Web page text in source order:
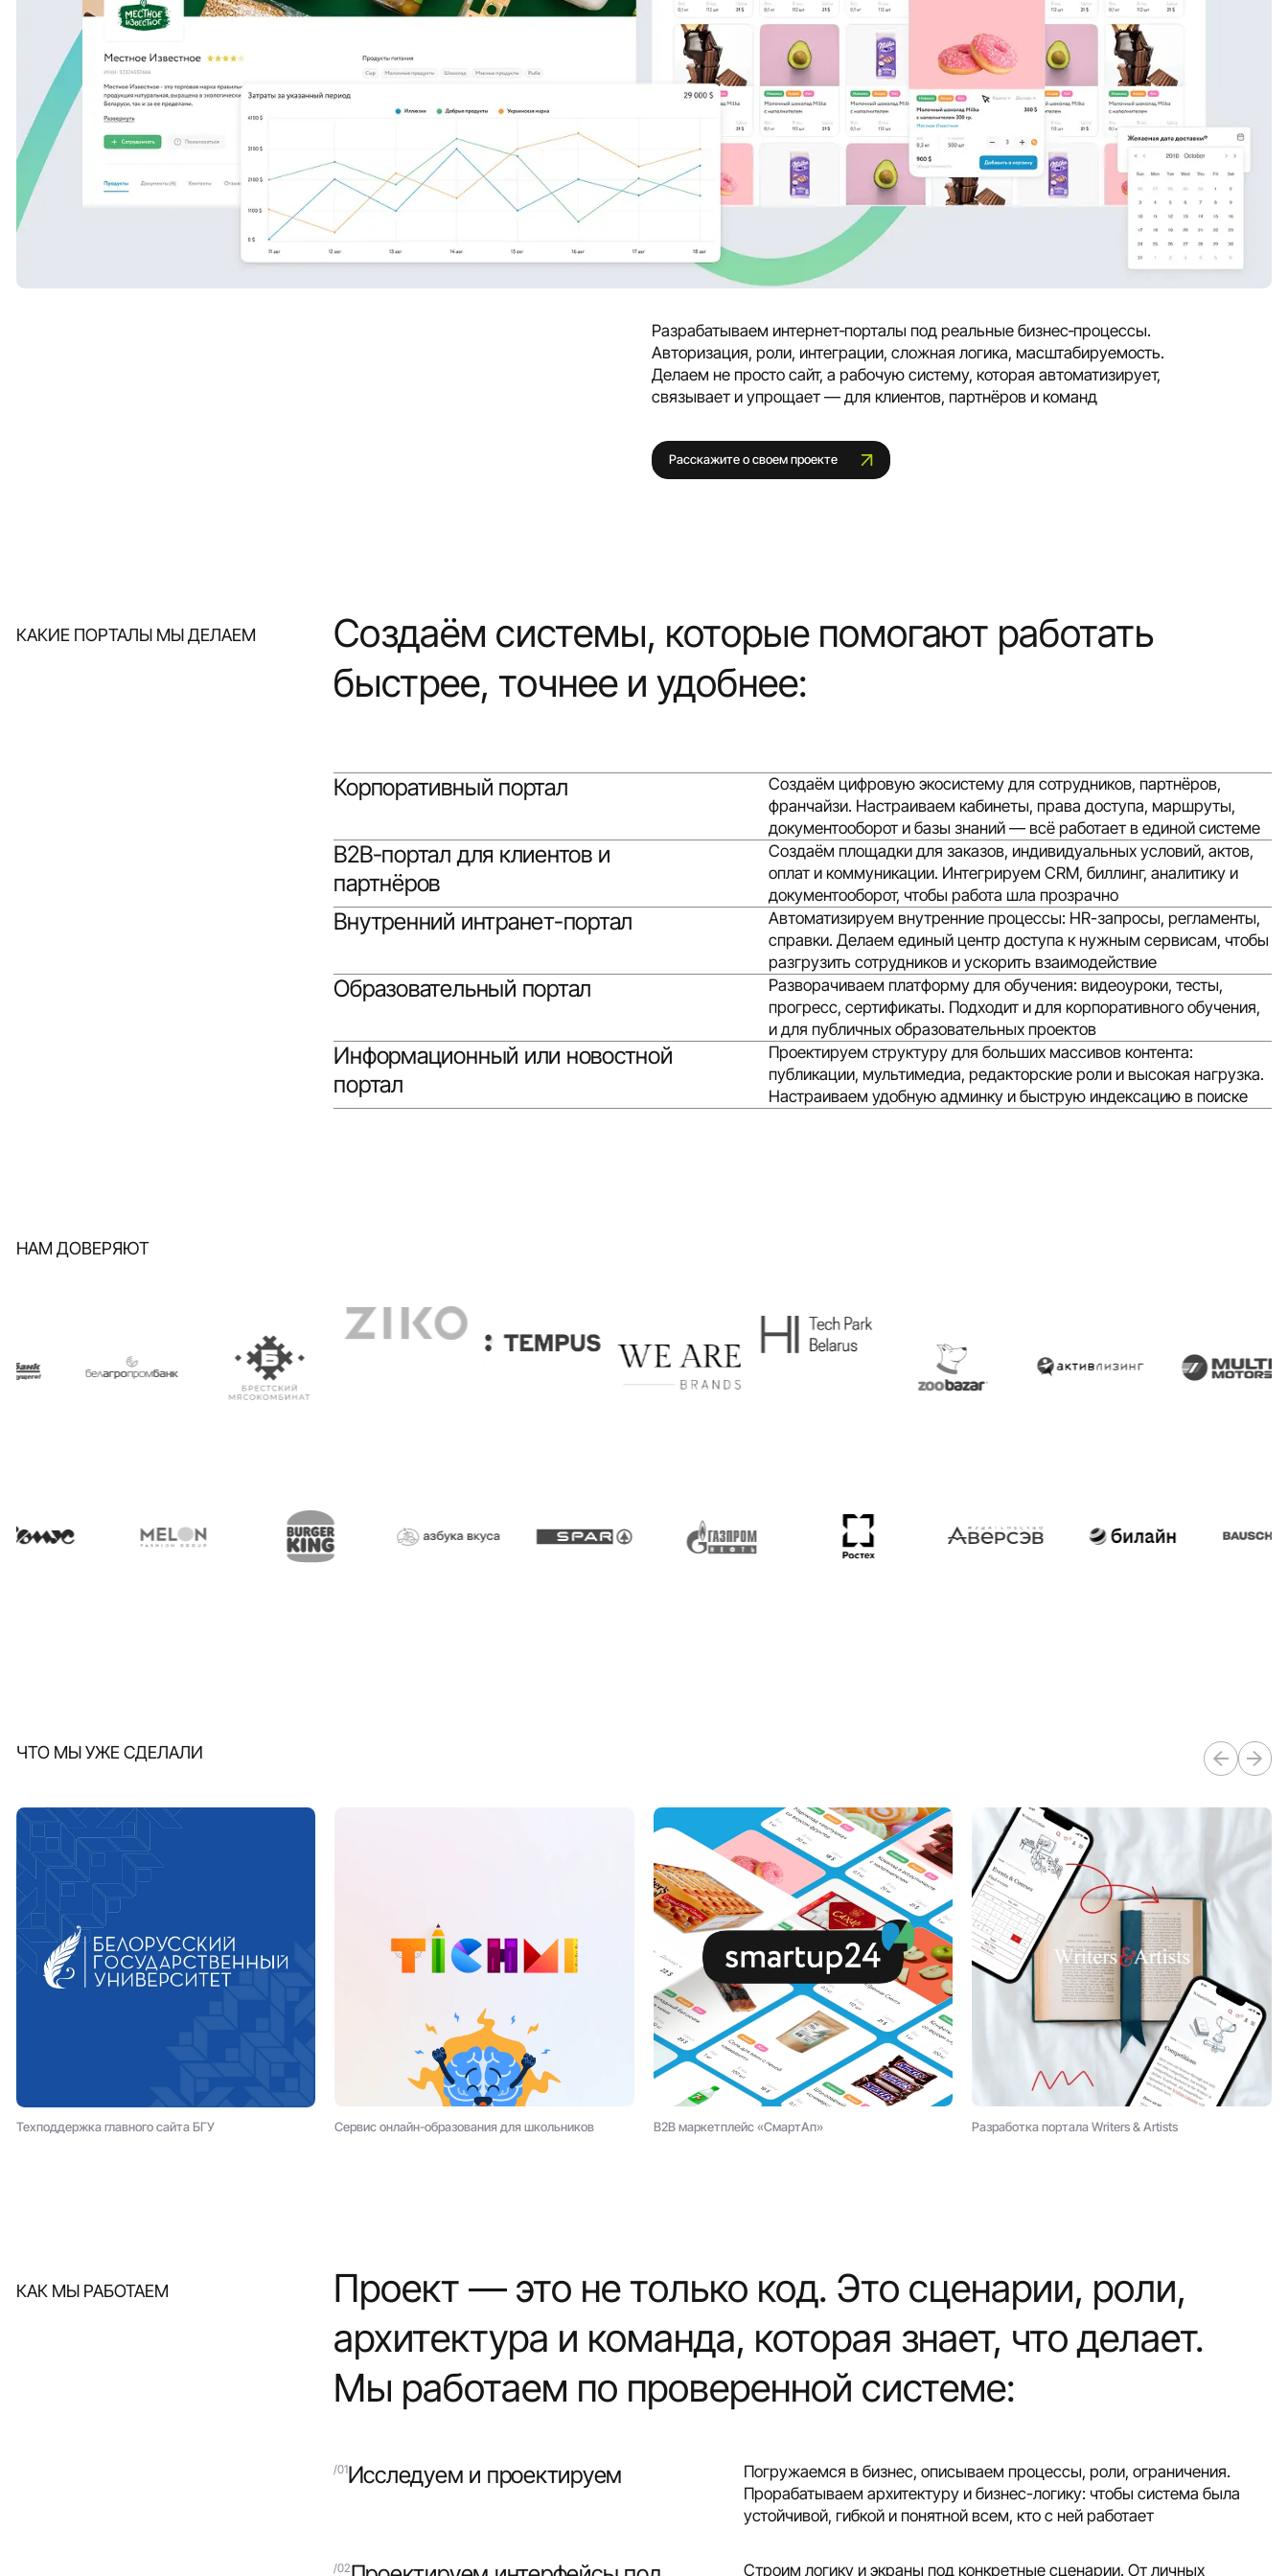
Разрабатываем интернет‑порталы под реальные бизнес‑процессы.
Авторизация, роли, интеграции, сложная логика, масштабируемость.
Делаем не просто сайт, а рабочую систему, которая автоматизирует,
связывает и упрощает — для клиентов, партнёров и команд
Расскажите о своем проекте
КАКИЕ ПОРТАЛЫ МЫ ДЕЛАЕМ
Создаём системы, которые помогают работать
быстрее, точнее и удобнее:
Корпоративный портал
Создаём цифровую экосистему для сотрудников, партнёров,
франчайзи. Настраиваем кабинеты, права доступа, маршруты,
документооборот и базы знаний — всё работает в единой системе
B2B-портал для клиентов и
партнёров
Создаём площадки для заказов, индивидуальных условий, актов,
оплат и коммуникации. Интегрируем CRM, биллинг, аналитику и
документооборот, чтобы работа шла прозрачно
Внутренний интранет-портал
Автоматизируем внутренние процессы: HR-запросы, регламенты,
справки. Делаем единый центр доступа к нужным сервисам, чтобы
разгрузить сотрудников и ускорить взаимодействие
Образовательный портал
Разворачиваем платформу для обучения: видеоуроки, тесты,
прогресс, сертификаты. Подходит и для корпоративного обучения,
и для публичных образовательных проектов
Информационный или новостной
портал
Проектируем структуру для больших массивов контента:
публикации, мультимедиа, редакторские роли и высокая нагрузка.
Настраиваем удобную админку и быструю индексацию в поиске
НАМ ДОВЕРЯЮТ
ЧТО МЫ УЖЕ СДЕЛАЛИ
Техподдержка главного сайта БГУ Сервис онлайн-образования для школьников B2B маркетплейс «СмартАп» Разработка портала Writers & Artists
КАК МЫ РАБОТАЕМ
Проект — это не только код. Это сценарии, роли,
архитектура и команда, которая знает, что делает.
Мы работаем по проверенной системе:
Исследуем и проектируем
Погружаемся в бизнес, описываем процессы, роли, ограничения.
Прорабатываем архитектуру и бизнес-логику: чтобы система была
устойчивой, гибкой и понятной всем, кто с ней работает
Строим логику и экраны под конкретные сценарии. От личных